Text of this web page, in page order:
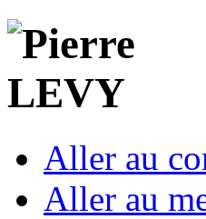
Aller au
Aller au